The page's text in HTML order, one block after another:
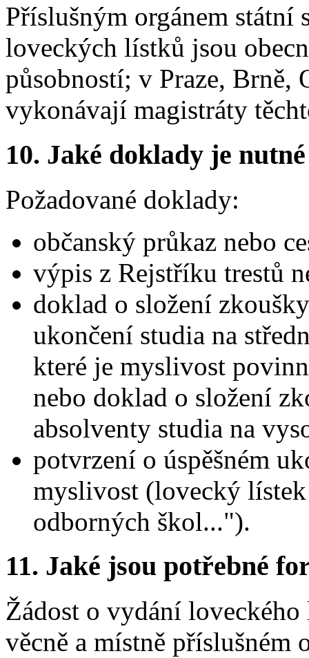
Příslušným orgánem
loveckých lístků jsou
působností; v Praze, Brně,
vykonávají magistráty
10. Jaké doklady je
Požadované doklady:
občanský průkaz nebo
výpis z Rejstříku trestů
doklad o složení
ukončení studia na
které je myslivost
nebo doklad o složení
absolventy studia na
potvrzení o úspěšném
myslivost (lovecký
odborných škol...").
11. Jaké jsou potřebné
Žádost o vydání
věcně a místně